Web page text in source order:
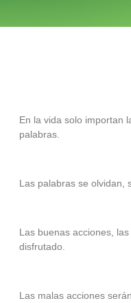
En la vida solo importan
palabras.
Las palabras se olvidan,
Las buenas acciones,
disfrutado.
Las malas acciones